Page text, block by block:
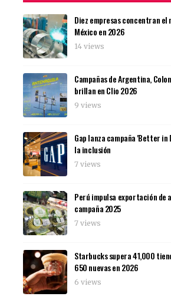
Diez empresas concentran el
México en 2026
14 views
Campañas de Argentina,
brillan en Clio 2026
9 views
Gap lanza campaña 'Better in
la inclusión
7 views
Perú impulsa exportación de
campaña 2025
7 views
Starbucks supera 41,000
650 nuevas en 2026
6 views